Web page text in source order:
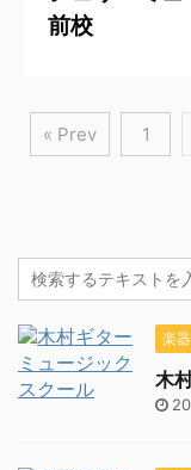
前校
« Prev 1
楽
木